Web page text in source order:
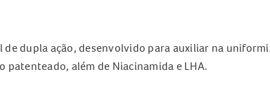
de dupla ação, desenvolvido para auxiliar na
patenteado, além de Niacinamida e LHA.